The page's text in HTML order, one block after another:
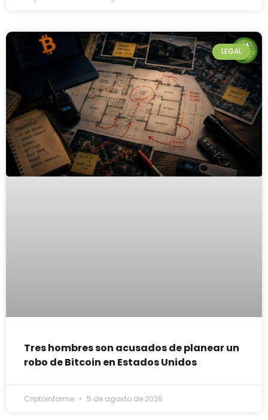
LEGAL
Tres hombres son acusados de planear un
robo de Bitcoin en Estados Unidos
Criptoinforme 5 de agosto de 2026